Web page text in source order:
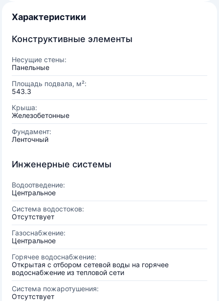
Характеристики
Конструктивные элементы
Несущие стены:
Панельные
Площадь подвала, м²:
543.3
Крыша:
Железобетонные
Фундамент:
Ленточный
Инженерные системы
Водоотведение:
Центральное
Система водостоков:
Отсутствует
Газоснабжение:
Центральное
Горячее водоснабжение:
Открытая с отбором сетевой воды на горячее
водоснабжение из тепловой сети
Система пожаротушения:
Отсутствует